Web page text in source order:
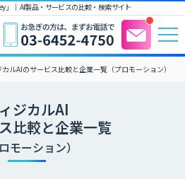
」｜ AI製品・サービスの比較・検索サイト
カルAIのサービス比較と企業一覧（プロモーション）
ジカルAI
比較と企業一覧
モーション）